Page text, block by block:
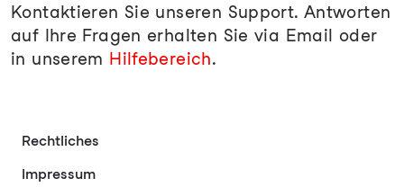
Kontaktieren Sie unseren Support. Antworten
auf Ihre Fragen erhalten Sie via Email oder
in unserem Hilfebereich.
Rechtliches
Impressum